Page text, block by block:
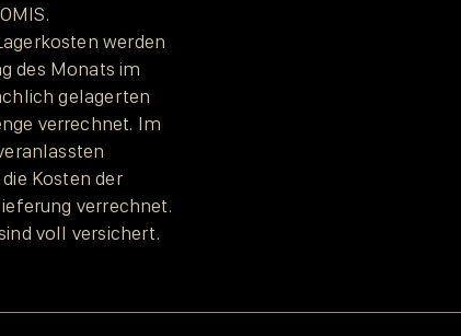
werden
des Monats im
gelagerten
verrechnet. Im
Kosten der
verrechnet.
voll versichert.